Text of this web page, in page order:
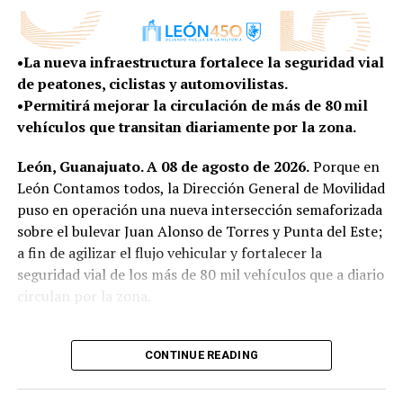
rural.
Con más obras, vivienda y programas construidos de la
mano de sus habitantes, el Gobierno Municipal
mantiene la cercanía con las comunidades rurales para
escuchar sus necesidades y convertirlas en resultados
cambia con enorme rapidez, esa tarea exige abrir nuevas
conversaciones, escuchar nuevas voces y entender las
tendencias que ya están transformando la manera en
que vivimos, trabajamos, nos movemos y convivimos”,
expresó.
proceso permitirá que León llegue a su 450 aniversario
no solo para celebrar su historia, sino también para
imaginar y construir la ciudad que quiere ser en las
próximas décadas, con una visión compartida entre los
distintos sectores de la sociedad.
“Porque una ciudad con 450 años de historia
valentía su siguiente etapa”, agregó.
SEIS EJES PARA IMAGINAR EL LEÓN DEL FUTURO
•La nueva infraestructura fortalece la seguridad vial
de peatones, ciclistas y automovilistas.
•Permitirá mejorar la circulación de más de 80 mil
vehículos que transitan diariamente por la zona.
León, Guanajuato. A 08 de agosto de 2026.Porque en
León Contamos todos, la Dirección General de Movilidad
puso en operación una nueva intersección semaforizada
sobre el bulevar Juan Alonso de Torres y Punta del Este;
a fin de agilizar el flujo vehicular y fortalecer la
seguridad vial de los más de 80 mil vehículos que a diario
circulan por la zona.
El proyecto de esta nueva intersección semaforizada no
solo contempló la instalación de dispositivos de control
CONTINUE READING